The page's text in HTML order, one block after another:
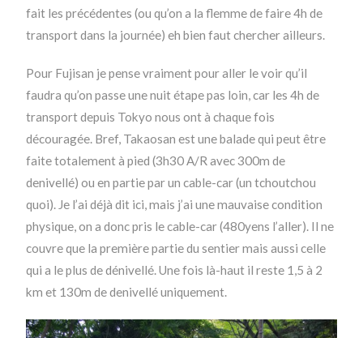
fait les précédentes (ou qu’on a la flemme de faire 4h de
transport dans la journée) eh bien faut chercher ailleurs.
Pour Fujisan je pense vraiment pour aller le voir qu’il
faudra qu’on passe une nuit étape pas loin, car les 4h de
transport depuis Tokyo nous ont à chaque fois
découragée. Bref, Takaosan est une balade qui peut être
faite totalement à pied (3h30 A/R avec 300m de
denivellé) ou en partie par un cable-car (un tchoutchou
quoi). Je l’ai déjà dit ici, mais j’ai une mauvaise condition
physique, on a donc pris le cable-car (480yens l’aller). Il ne
couvre que la première partie du sentier mais aussi celle
qui a le plus de dénivellé. Une fois là-haut il reste 1,5 à 2
km et 130m de denivellé uniquement.